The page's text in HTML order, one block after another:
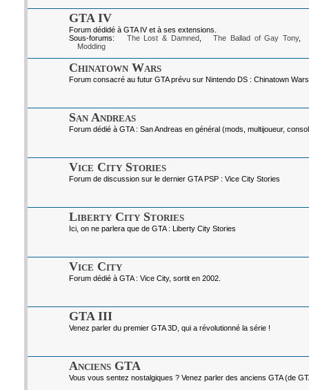
GTA IV
Forum dédidé à GTA IV et à ses extensions.
Sous-forums:
The Lost & Damned, The Ballad of Gay Tony,
Modding
Chinatown Wars
Forum consacré au futur GTA prévu sur Nintendo DS : Chinatown Wars
San Andreas
Forum dédié à GTA : San Andreas en général (mods, multijoueur,
Vice City Stories
Forum de discussion sur le dernier GTA PSP : Vice City Stories
Liberty City Stories
Ici, on ne parlera que de GTA : Liberty City Stories
Vice City
Forum dédié à GTA : Vice City, sortit en 2002.
GTA III
Venez parler du premier GTA 3D, qui a révolutionné la série !
Anciens GTA
Vous vous sentez nostalgiques ? Venez parler des anciens GTA (de